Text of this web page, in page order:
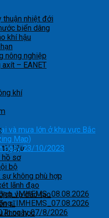
thuận nhiệt đới
biển dâng
khí hậu
nông nghiệp
– EANET
khí
tài liệu
hồ sơ
bộ
không phù hợp
lãnh đạo
vụ đào tạo
sĩ
khoa học
và mưa lớn ở khu vực Bắc
Map)
ngày 23/10/2023
ngày 07/8/2026